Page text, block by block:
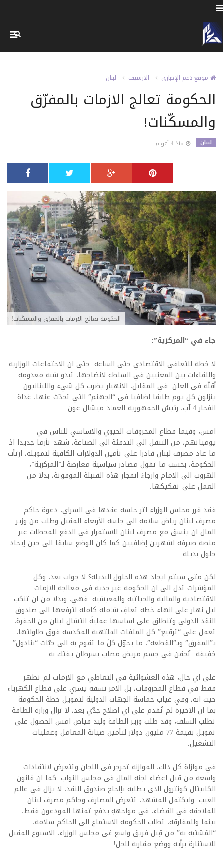
موقع دعم الإخباري الارشيف لبنان
الحكومة تعالج الازمات بالمفرّق
والمسكّنات!
لبنان منذ 4 أعوام
الحكومة تعالج الازمات بالمفرّق والمسكّنات!
جاء في “المركزية”:
لا خطة للتعافي الاقتصادي حتى الساعة. حتى ان الاجتماعات الوزارية
واللقاءات بين المعنيين في السلطة لانضاجها، تبدو شبه معدومة
أقلّه في العلن. في المقابل، الانهيار يضرب كل شيء واللبنانيون
ينزلون كل يوم طابقا اضافيا في “الجهنم” التي تحدّث عنها، غداة
انفجار 4 آب، رئيسُ الجمهورية العماد ميشال عون.
امس، وفيما قطاع المحروقات الحيوي والاساسي للناس في
يومياتهم، من التنقل الى التدفئة الى الصناعة، شهد تأزما جديدا اذ
ما عاد مصرف لبنان قادرا على تأمين الدولارات الكافية لتمويله، ارتأت
الحكومة، بحسب ما تقول مصادر سياسية معارضة لـ”المركزية”،
الهروب الى الامام وارجاءَ انفجار هذه القنبلة الموقوتة، بدلا من
العمل على تفكيكها.
فقد قرر مجلس الوزراء اثر جلسة عقدها في السراي، دعوة حاكم
مصرف لبنان رياض سلامة الى جلسة الأربعاء المقبل وطلب من وزير
المال ان ينسق مع مصرف لبنان للاستمرار في الدفع للمحطات عبر
منصة صيرفة لشهرين إضافيين كما كان الوضع سابقا الى حين إيجاد
حلول بديلة.
لكن متى سيتم ايجاد هذه الحلول البديلة؟ لا جواب بعد، وكل
المؤشرات تدل الى ان الحكومة غير جدية في معالجة الازمات
الاقتصادية والمالية والحياتية والمعيشية. فهي، وبدلا من ان تنكب
ليل نهار على انهاء خطة تعافٍ شاملة كاملة لترفعها الى صندوق
النقد الدولي وتنطلق على اساسها عمليةُ انتشال لبنان من الحفرة،
تعمل على “ترقيع” كل الملفات الملتهبة المكدسة فوق طاولتها،
بـ”المفرق” وبـ”القطعة”، ما يحوّل كلَ ما تقوم به الى حبّات “بنادول”
خفيفة تُحقن في جسم مريض مصاب بسرطان يفتك به.
على اي حال، هذه العشوائية في التعاطي مع الازمات لم تظهر
فقط في قطاع المحروقات، بل الامر نسفه يسري على قطاع الكهرباء
حيث انه، وفي غياب حماسة الجهات الدولية لتمويل خطة الحكومة
بما ان الاخيرة لم تُقدم على اي اصلاح جدّي بعد، لا تزال وزارة الطاقة
تطلب السلف، وقد طلب وزير الطاقة وليد فياض امس الحصول على
تمويل بقيمة 77 مليون دولار لتأمين صيانة المعامل وعمليات
التشغيل.
في موازاة كل ذلك، الموازنة تجرجر في اللجان وتتعرض لانتقادات
واسعة من قبل اعضاء لجنة المال في مجلس النواب. كما ان قانون
الكابيتال كونترول الذي يطلبه بإلحاح صندوق النقد، لا يزال في عالم
الغيب. وليكتمل المشهد، تتعرض المصارف وحاكم مصرف لبنان
للملاحقة في القضاء، في مواجهةٍ يدفع ثمنها المودعون فقط،
بينما وللمفارقة، تطلب الحكومة الاستماع الى الحاكم سلامة،
“المُشتبه به” من قِبل فريق واسع في مجلس الوزراء، الاسبوع المقبل
للاستنارة برأيه ووضع مقاربة للحل!